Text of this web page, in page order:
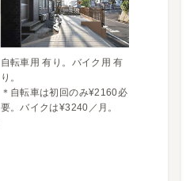
自転車用 有り。バイク用 有
り。
＊自転車は初回のみ¥2160必
要。バイクは¥3240／月。